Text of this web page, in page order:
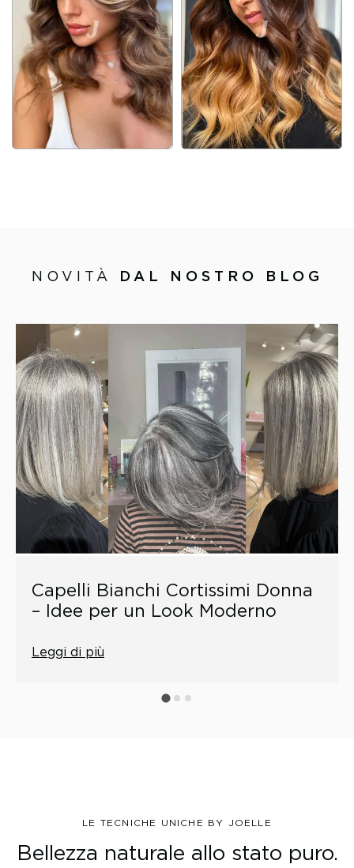
NOVITÀ DAL NOSTRO BLOG
Capelli Bianchi Cortissimi Donna
– Idee per un Look Moderno
Leggi di più
LE TECNICHE UNICHE BY JOELLE
Bellezza naturale allo stato puro.